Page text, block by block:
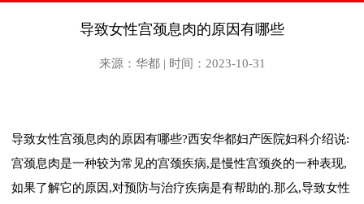
导致女性宫颈息肉的原因有哪些
来源：华都 | 时间：2023-10-31
导致女性宫颈息肉的原因有哪些?西安华都妇产医院妇科介绍说:
宫颈息肉是一种较为常见的宫颈疾病,是慢性宫颈炎的一种表现,
如果了解它的原因,对预防与治疗疾病是有帮助的.那么,导致女性